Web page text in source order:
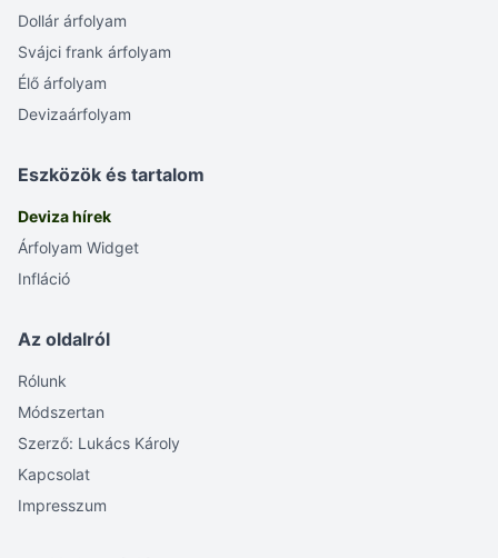
Dollár árfolyam
Svájci frank árfolyam
Élő árfolyam
Devizaárfolyam
Eszközök és tartalom
Deviza hírek
Árfolyam Widget
Infláció
Az oldalról
Rólunk
Módszertan
Szerző: Lukács Károly
Kapcsolat
Impresszum